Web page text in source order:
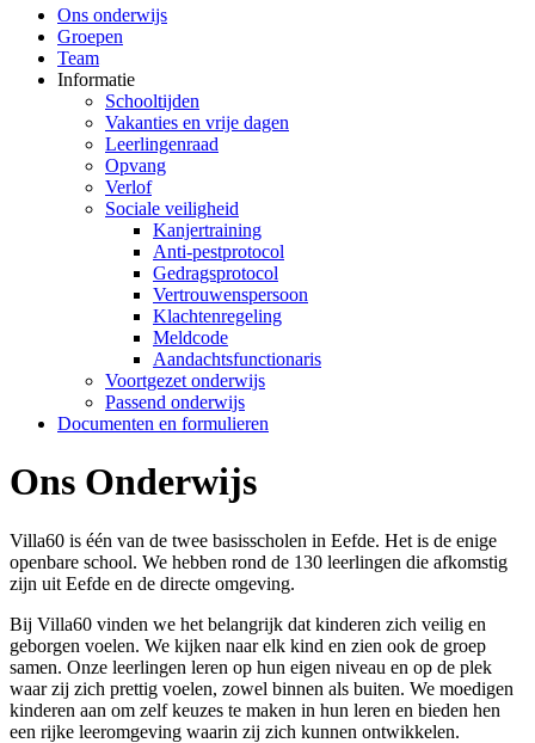
Ons onderwijs
Groepen
Team
Informatie
Schooltijden
Vakanties en vrije dagen
Leerlingenraad
Opvang
Verlof
Sociale veiligheid
Kanjertraining
Anti-pestprotocol
Gedragsprotocol
Vertrouwenspersoon
Klachtenregeling
Meldcode
Aandachtsfunctionaris
Voortgezet onderwijs
Passend onderwijs
Documenten en formulieren
Ons Onderwijs
Villa60 is één van de twee basisscholen in Eefde. Het is de enige
openbare school. We hebben rond de 130 leerlingen die afkomstig
zijn uit Eefde en de directe omgeving.
Bij Villa60 vinden we het belangrijk dat kinderen zich veilig en
geborgen voelen. We kijken naar elk kind en zien ook de groep
samen. Onze leerlingen leren op hun eigen niveau en op de plek
waar zij zich prettig voelen, zowel binnen als buiten. We moedigen
kinderen aan om zelf keuzes te maken in hun leren en bieden hen
een rijke leeromgeving waarin zij zich kunnen ontwikkelen.